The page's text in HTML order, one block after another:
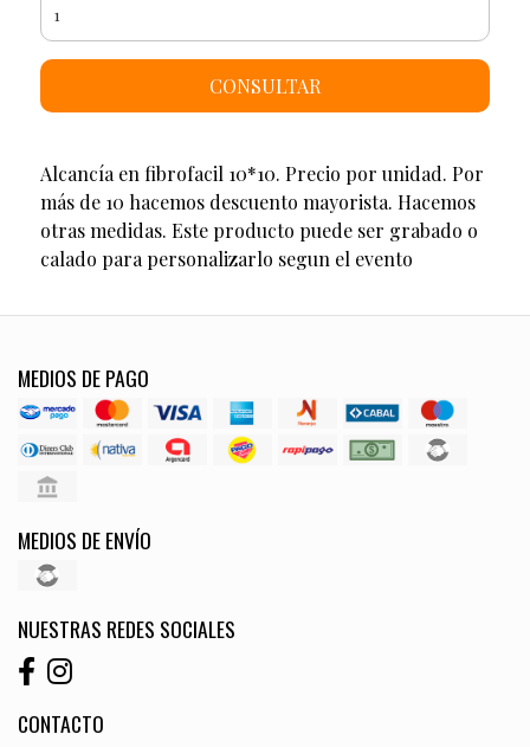
CONSULTAR
Alcancía en fibrofacil 10*10. Precio por unidad. Por
más de 10 hacemos descuento mayorista. Hacemos
otras medidas. Este producto puede ser grabado o
calado para personalizarlo segun el evento
MEDIOS DE PAGO
MEDIOS DE ENVÍO
NUESTRAS REDES SOCIALES
CONTACTO